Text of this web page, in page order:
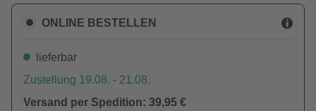
ONLINE BESTELLEN
lieferbar
Zustellung 19.08. - 21.08.
Versand per Spedition: 39,95 €